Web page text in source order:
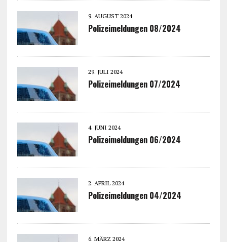
9. AUGUST 2024
Polizeimeldungen 08/2024
29. JULI 2024
Polizeimeldungen 07/2024
4. JUNI 2024
Polizeimeldungen 06/2024
2. APRIL 2024
Polizeimeldungen 04/2024
6. MÄRZ 2024